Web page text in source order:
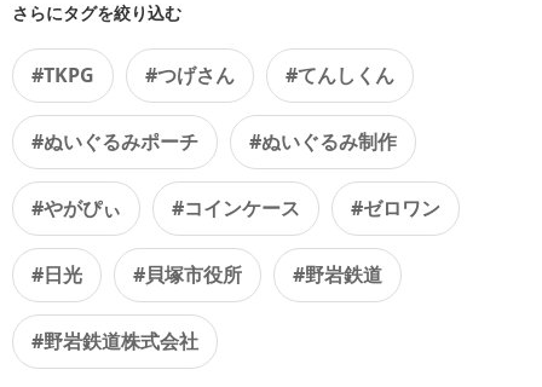
さらにタグを絞り込む
#TKPG #つげさん #てんしくん
#ぬいぐるみポーチ #ぬいぐるみ制作
#やがぴぃ #コインケース #ゼロワン
#日光 #貝塚市役所 #野岩鉄道
#野岩鉄道株式会社